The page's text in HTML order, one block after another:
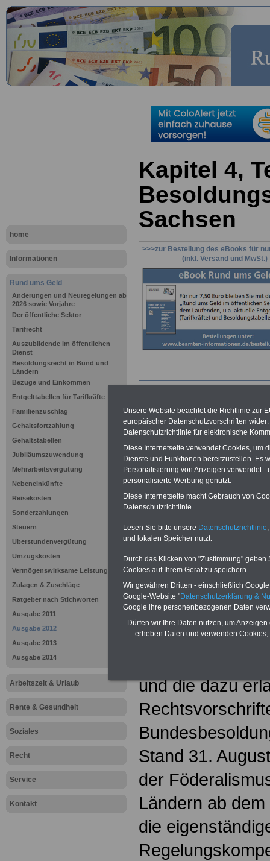
home
Informationen
Rund ums Geld
Änderungen und Neuregelungen ab
2026 sowie Vorjahre
Der öffentliche Sektor
Tarifrecht
Auszubildende im öffentlichen
Dienst
Besoldungsrecht in Bund und
Ländern
Bezüge und Einkommen
Entgelttabellen für Tarifkräfte
Familienzuschlag
Gehaltsfortzahlung
Gehaltstabellen
Jubiläumszuwendung
Mehrarbeitsvergütung
Nebeneinkünfte
Reisekosten
Sonderzahlungen
Steuern
Überstundenvergütung
Umzugskosten
Vermögenswirksame Leistungen
Zulagen & Zuschläge
Ratgeber nach Stichworten
Ausgabe 2011
Ausgabe 2012
Ausgabe 2013
Ausgabe 2014
Arbeitszeit & Urlaub
Rente & Gesundheit
Soziales
Recht
Service
Kontakt
Kapitel 4,
Sachsen
>>>zur Bestellung des eBooks für
(inkl. Versand und MwSt.)
Sachsen –
Die Besoldung
danach
Wesentliche
waren und sind
125 a
und die dazu
Stand 31.
der
Ländern ab
die
Unsere Website beachtet die Richtlinie zur
europäischer Datenschutzvorschriften
Datenschutzrichtlinie für elektronische
Diese Internetseite verwendet Cookies, um
Dienste und Funktionen bereitzustellen. Es
Personalisierung von Anzeigen verwendet
personalisierte Werbung genutzt.
Diese Internetseite macht Gebrauch von
Datenschutzrichtlinie.
Lesen Sie bitte unsere Datenschutzrichtlinie
und lokalen Speicher nutzt.
Durch das Klicken von "Zustimmung"
Cookies auf Ihrem Gerät zu speichern.
Wir gewähren Dritten - einschließlich
Google-Website "Datenschutzerklärung &
Google ihre personenbezogenen Daten
Dürfen wir Ihre Daten nutzen, um
erheben Daten und verwenden